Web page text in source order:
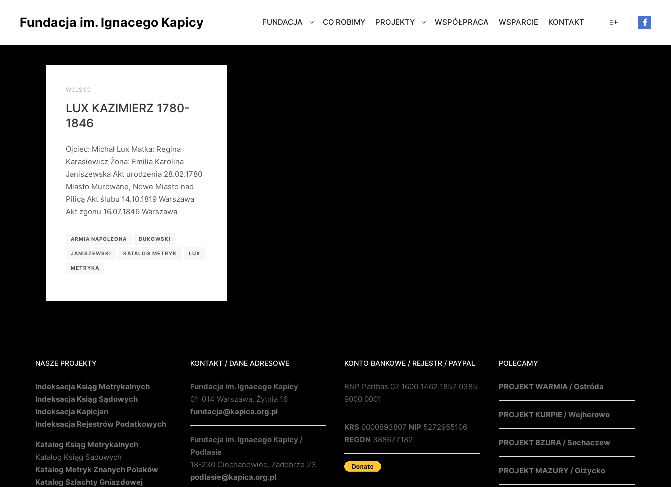
Fundacja im. Ignacego Kapicy FUNDACJA CO ROBIMY PROJEKTY WSPÓŁPRACA WSPARCIE KONTAKT
WOJSKO
LUX KAZIMIERZ 1780-
1846
Ojciec: Michał Lux Matka: Regina
Karasiewicz Żona: Emilia Karolina
Janiszewska Akt urodzenia 28.02.1780
Miasto Murowane, Nowe Miasto nad
Pilicą Akt ślubu 14.10.1819 Warszawa
Akt zgonu 16.07.1846 Warszawa
ARMIA NAPOLEONA BUKOWSKI
JANISZEWSKI KATALOG METRYK LUX
METRYKA
NASZE PROJEKTY
Indeksacja Ksiąg Metrykalnych
Indeksacja Ksiąg Sądowych
Indeksacja Kapicjan
Indeksacja Rejestrów Podatkowych
Katalog Ksiąg Metrykalnych
Katalog Ksiąg Sądowych
Katalog Metryk Znanych Polaków
Katalog Szlachty Gniazdowej
KONTAKT / DANE ADRESOWE
Fundacja im. Ignacego Kapicy
01-014 Warszawa, Żytnia 16
fundacja@kapica.org.pl
Fundacja im. Ignacego Kapicy /
Podlasie
18-230 Ciechanowiec, Zadobrze 23
podlasie@kapica.org.pl
KONTO BANKOWE / REJESTR / PAYPAL
BNP Paribas 02 1600 1462 1857 0385
9000 0001
KRS 0000893807 NIP 5272955106
REGON 388677182
POLECAMY
PROJEKT WARMIA / Ostróda
PROJEKT KURPIE / Wejherowo
PROJEKT BZURA / Sochaczew
PROJEKT MAZURY / Giżycko